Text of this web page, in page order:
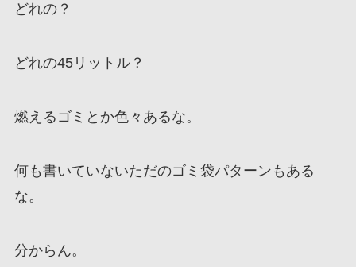
どれの？
どれの45リットル？
燃えるゴミとか色々あるな。
何も書いていないただのゴミ袋パターンもある
な。
分からん。